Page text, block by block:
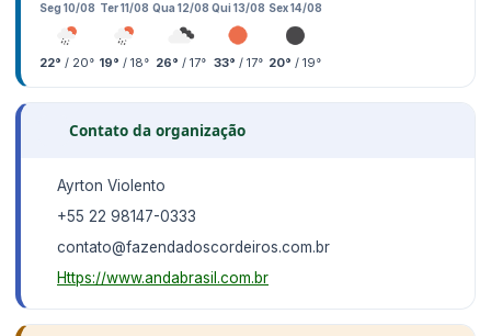
Seg 10/08
22° / 20°
Ter 11/08
19° / 18°
Qua 12/08
26° / 17°
Qui 13/08
33° / 17°
Sex 14/08
20° / 19°
Contato da organização
Ayrton Violento
+55 22 98147-0333
contato@fazendadoscordeiros.com.br
Https://www.andabrasil.com.br